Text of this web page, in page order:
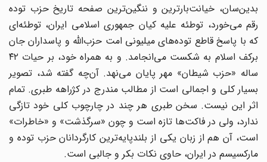
بدین‌سان، خیانت‌بارترین و ننگین‌ترین صفحه تاریخ حزب توده
رقم می‌خورد، توطئه علیه کیان جمهوری اسلامی ایران، توطئه‌ای
که با پاسخ قاطع توده‌های میلیونی امت حزب‌الله و پاسداران جان
برکف اسلام به شکست می‌انجامد. و به همراه خود، بر حیات ۴۲
ساله «حزب شیطان» مهر پایان می‌نهد. آن‌چه گفته شد، تصویر
بسیار کلی و اجمالی است از مطالب مندرج در کژراهه طبری. تمام
اثر این نیست. سخن طبری هر چند در چارچوب کلی خود تازگی
ندارد، ولی در فاکت‌ها تازه است و چون «سرگذشت» و «خاطرات»
است، آن هم از زبان یکی از بلند‌پایه‌ترین کارگردانان حزب توده و
مارکسیسم در ایران، حاوی نکات بکر و جالبی است.